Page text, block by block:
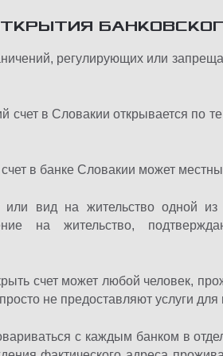
регулирующих или
счет в Словакии открывается по
в банке Словакии может
или вид на жительство одной
на жительство,
счет может любой человек,
не предоставляют услуги
с каждым банком в